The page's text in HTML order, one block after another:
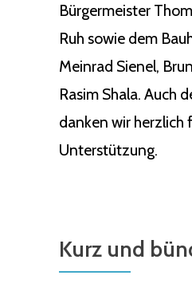
Bürgermeister
Ruh sowie dem
Meinrad Sienel,
Rasim Shala. Auch
danken wir herzlich
Unterstützung.
Kurz und